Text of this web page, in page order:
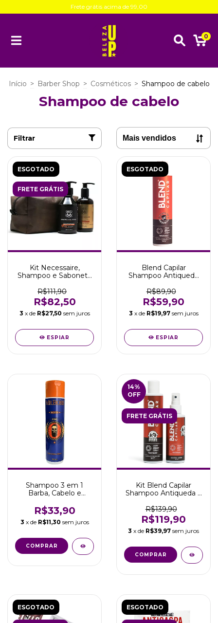
Frete grátis acima de 99,00
0
Início > Barber Shop > Cosméticos > Shampoo de cabelo
Shampoo de cabelo
Filtrar
ESGOTADO
FRETE GRÁTIS
Kit Necessaire,
Shampoo e Sabonete
R$111,90
R$82,50
3 x de R$27,50 sem juros
ESPIAR
ESGOTADO
Blend Capilar
Shampoo Antiqueda
Respeito
R$89,90
R$59,90
3 x de R$19,97 sem juros
ESPIAR
Shampoo 3 em 1
Barba, Cabelo e
Boss Safira
R$33,90
3 x de R$11,30 sem juros
14%
OFF
FRETE GRÁTIS
Kit Blend Capilar
Shampoo Antiqueda e
R$139,90
R$119,90
3 x de R$39,97 sem juros
ESGOTADO ESGOTADO